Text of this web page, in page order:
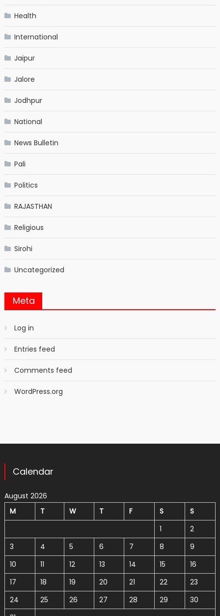
Health
International
Jaipur
Jalore
Jodhpur
National
News Bulletin
Pali
Politics
RAJASTHAN
Religious
Sirohi
Uncategorized
Meta
Log in
Entries feed
Comments feed
WordPress.org
Calendar
August 2026
M
T W T F S
S
1
2
3
4 5 6 7 8
9
10
11 12 13 14 15
16
17
18 19 20 21 22
23
24
25 26 27 28 29
30